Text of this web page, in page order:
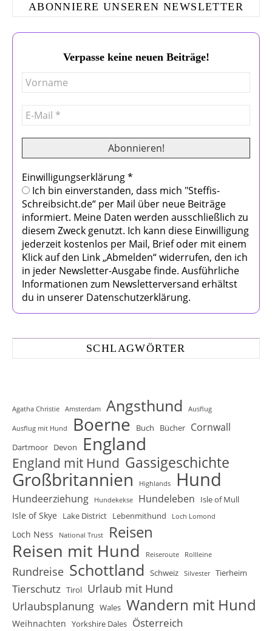
ABONNIERE UNSEREN NEWSLETTER
Verpasse keine neuen Beiträge!
Einwilligungserklärung*
Ich bin einverstanden, dass mich "Steffis-
Schreibsicht.de“ per Mail über neue Beiträge
informiert. Meine Daten werden ausschließlich zu
diesem Zweck genutzt. Ich kann diese Einwilligung
jederzeit kostenlos per Mail, Brief oder mit einem
Klick auf den Link „Abmelden“ widerrufen, den ich
in jeder Newsletter-Ausgabe finde. Ausführliche
Informationen zum Newsletterversand erhältst
du in unserer Datenschutzerklärung.
SCHLAGWÖRTER
Agatha Christie Amsterdam Angsthund Ausflug
Ausflug mit Hund Boerne Buch Bücher Cornwall
Dartmoor Devon England
England mit Hund Gassigeschichte
Großbritannien Highlands Hund
Hundeerziehung Hundekekse Hundeleben Isle of Mull
Isle of Skye Lake District Lebenmithund Loch Lomond
Loch Ness National Trust Reisen
Reisen mit Hund Reiseroute Rollleine
Rundreise Schottland Schweiz Silvester Tierheim
Tierschutz Tirol Urlaub mit Hund
Urlaubsplanung Wales Wandern mit Hund
Weihnachten Yorkshire Dales Österreich